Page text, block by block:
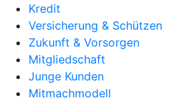
Kredit
Versicherung & Schützen
Zukunft & Vorsorgen
Mitgliedschaft
Junge Kunden
Mitmachmodell